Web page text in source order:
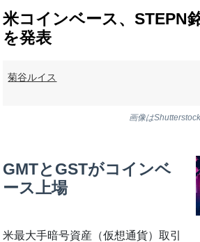
米コインベース、STEPN
を発表
菊谷ルイス
画像は
GMTとGSTがコインベ
ース上場
米最大手暗号資産（仮想通貨）取引